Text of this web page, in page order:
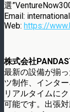
選
Email:
Web: https://
株式会社
最新の設備が揃
ツ制作、インタ
リアルタイムに
可能です。出張